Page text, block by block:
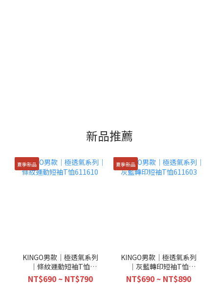
新品推薦
夏季新品
KINGO男款｜極透氣系列
｜條紋運動短袖T恤
611610
NT$690 ~ NT$790
夏季新品
KINGO男款｜極透氣系列
｜灰藍轉印短袖T恤
611603
NT$690 ~ NT$890